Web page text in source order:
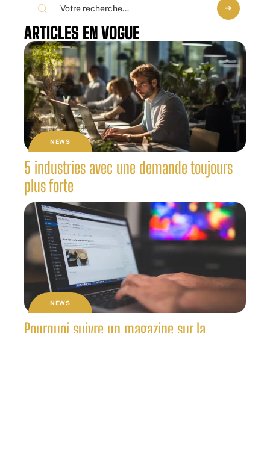
ARTICLES EN VOGUE
NEWS
5 industries avec une demande toujours
plus forte
NEWS
Pourquoi suivre un magazine sur la